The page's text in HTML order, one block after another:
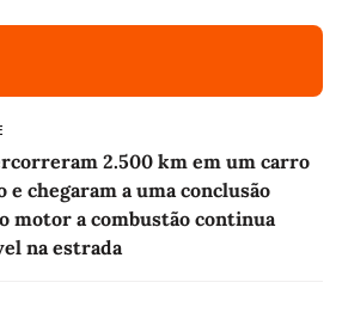
2.500 km em um carro
e chegaram a uma conclusão
motor a combustão continua
na estrada